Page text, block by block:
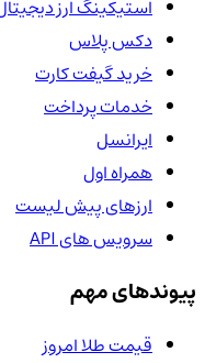
استیکینگ ارز دیجیتال
دکس پلاس
خرید گیفت کارت
خدمات پرداخت
ایرانسل
همراه اول
ارزهای پیش لیست
سرویس های API
پیوندهای مهم
قیمت طلا امروز